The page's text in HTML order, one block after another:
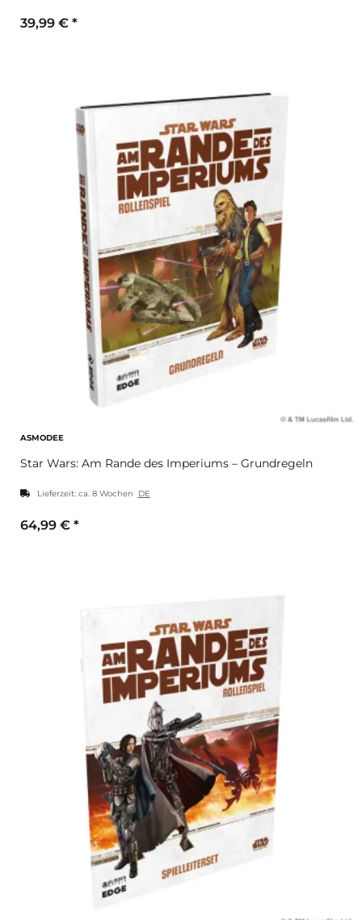
39,99 € *
ASMODEE
Star Wars: Am Rande des Imperiums – Grundregeln
Lieferzeit: ca. 8 Wochen DE
64,99 € *